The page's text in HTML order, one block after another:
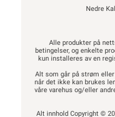
Nedre
Alle produkter på
betingelser, og enkelte
kun installeres av en
Alt som går på strøm
når det ikke kan brukes
våre varehus og/eller
Alt innhold Copyright ©